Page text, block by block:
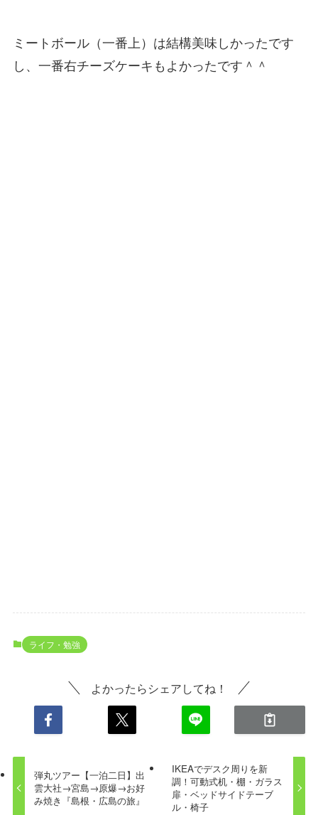
ミートボール（一番上）は結構美味しかったです
し、一番右チーズケーキもよかったです＾＾
ライフ・勉強
よかったらシェアしてね！
弾丸ツアー【一泊二日】出
雲大社→宮島→原爆→お好
み焼き『島根・広島の旅』
IKEAでデスク周りを新
調！可動式机・棚・ガラス
扉・ベッドサイドテーブ
ル・椅子